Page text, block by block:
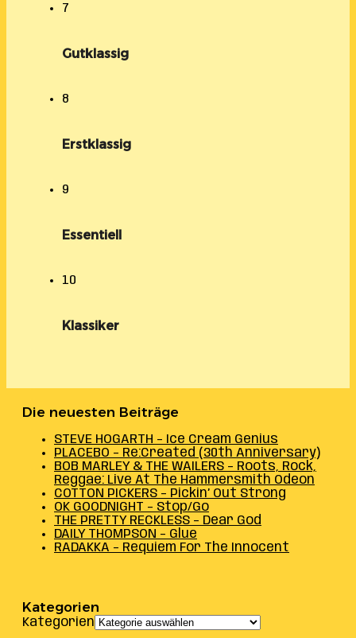
7
Gutklassig
8
Erstklassig
9
Essentiell
10
Klassiker
Die neuesten Beiträge
STEVE HOGARTH – Ice Cream Genius
PLACEBO – Re:Created (30th Anniversary)
BOB MARLEY & THE WAILERS – Roots, Rock,
Reggae: Live At The Hammersmith Odeon
COTTON PICKERS – Pickin’ Out Strong
OK GOODNIGHT – Stop/Go
THE PRETTY RECKLESS – Dear God
DAILY THOMPSON – Glue
RADAKKA – Requiem For The Innocent
Kategorien
Kategorien